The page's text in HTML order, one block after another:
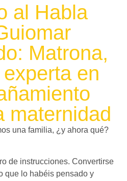
al Habla
Matrona,
en
maternidad
una familia, ¿y ahora qué?
de instrucciones. Convertirse
que lo habéis pensado y